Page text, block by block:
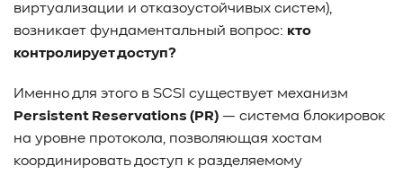
виртуализации и отказоустойчивых систем),
возникает фундаментальный вопрос: кто
контролирует доступ?
Именно для этого в SCSI существует механизм
Persistent Reservations (PR) — система блокировок
на уровне протокола, позволяющая хостам
координировать доступ к разделяемому